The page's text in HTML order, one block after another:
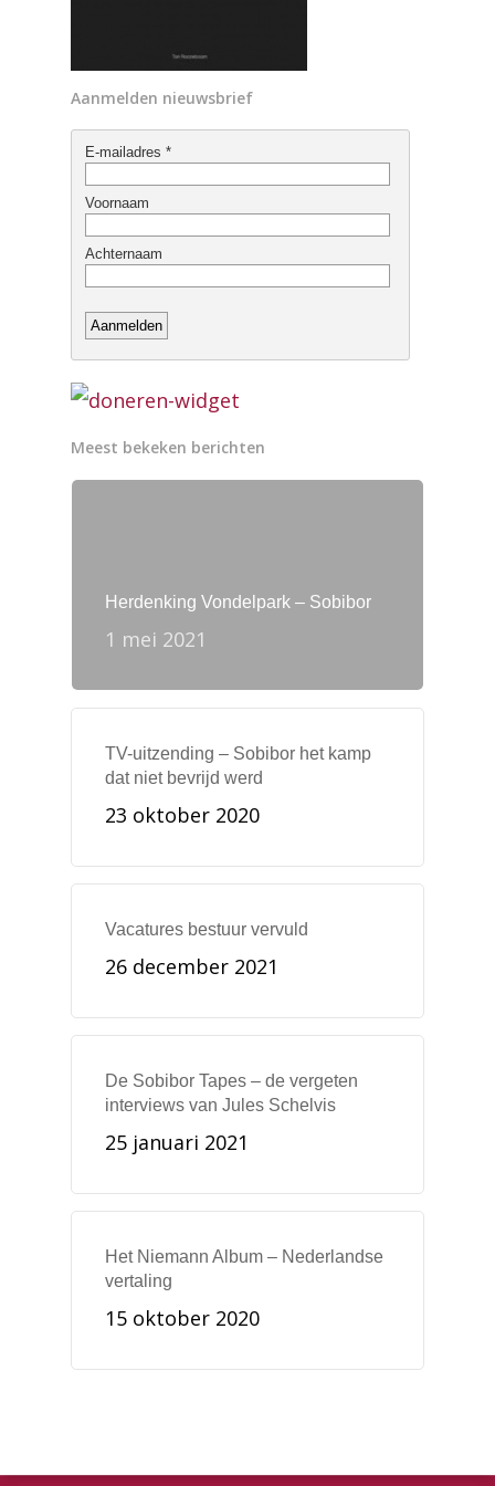
Aanmelden nieuwsbrief
Meest bekeken berichten
Herdenking Vondelpark – Sobibor
1 mei 2021
TV-uitzending – Sobibor het kamp
dat niet bevrijd werd
23 oktober 2020
Vacatures bestuur vervuld
26 december 2021
De Sobibor Tapes – de vergeten
interviews van Jules Schelvis
25 januari 2021
Het Niemann Album – Nederlandse
vertaling
15 oktober 2020